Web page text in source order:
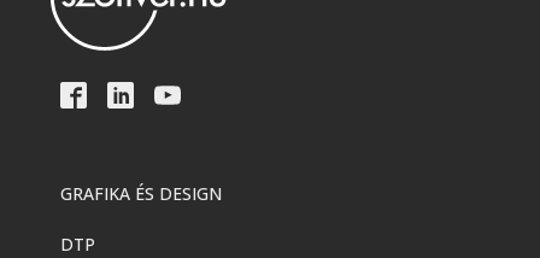
GRAFIKA ÉS DESIGN
DTP